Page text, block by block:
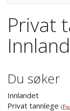
Privat
Du søker
Innlandet
Privat tannlege